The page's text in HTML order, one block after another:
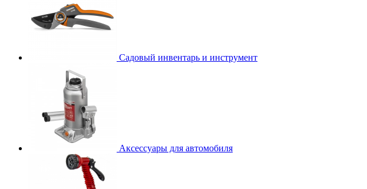
Садовый инвентарь и инструмент
Аксессуары для автомобиля